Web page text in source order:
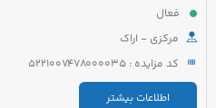
فعال
مرکزی - اراک
کد مزایده : 5221007478000035
اطلاعات بیشتر